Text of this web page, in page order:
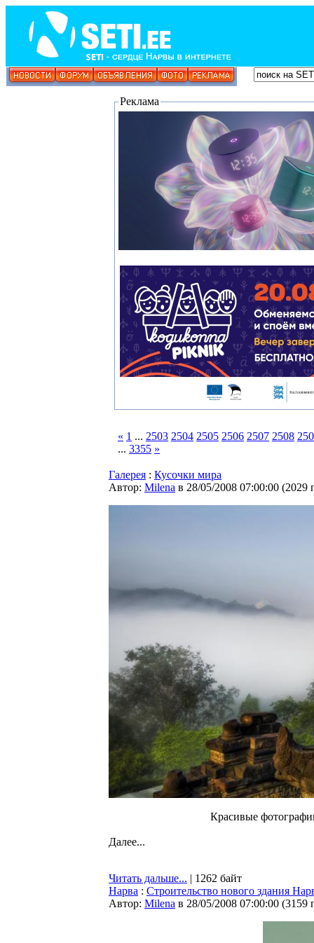
Реклама
« 1 ... 2503 2504 2505 2506 2507 2508
... 3355 »
Галерея : Кусочки мира
Автор: Milena в 28/05/2008 07:00:00 (2029
Красивые
Далее...
Читать дальше... | 1262 байт
Нарва : Строительство нового здания
Автор: Milena в 28/05/2008 07:00:00 (3159